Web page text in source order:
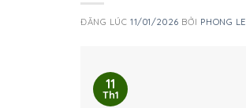
ĐĂNG LÚC11/01/2026 BỞI PHONG LE
11
Th1